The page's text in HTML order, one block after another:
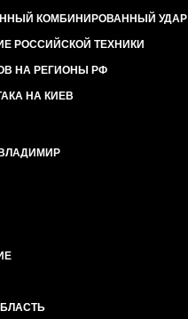
КОМБИНИРОВАННЫЙ УДАР
РОССИЙСКОЙ ТЕХНИКИ
НА РЕГИОНЫ РФ
НА КИЕВ